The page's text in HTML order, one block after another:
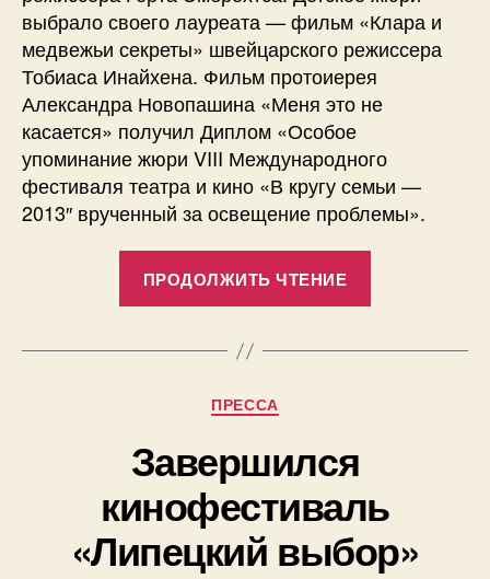
выбрало своего лауреата — фильм «Клара и
медвежьи секреты» швейцарского режиссера
Тобиаса Инайхена. Фильм протоиерея
Александра Новопашина «Меня это не
касается» получил Диплом «Особое
упоминание жюри VIII Международного
фестиваля театра и кино «В кругу семьи —
2013″ врученный за освещение проблемы».
ПРОДОЛЖИТЬ ЧТЕНИЕ
VIII
кино
«В
кругу
Рубрики
ПРЕССА
Завершился
кинофестиваль
«Липецкий выбор»